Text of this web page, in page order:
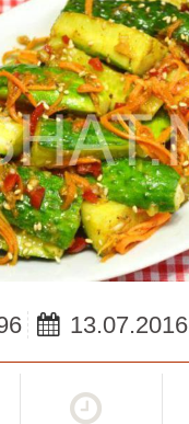
13.07.2016